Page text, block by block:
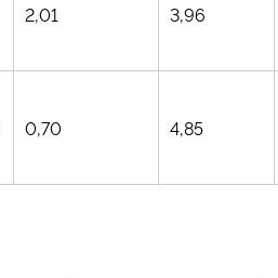
2,01 3,96
0,70 4,85